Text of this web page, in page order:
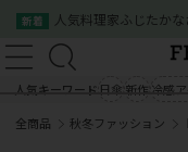
商品一覧
新着 人気料理家ふじたか
人気キーワード 日傘 新作 冷感
全商品 秋冬ファッション